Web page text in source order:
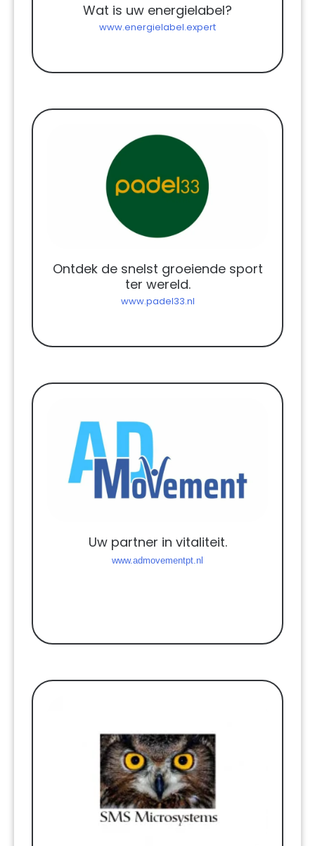
Wat is uw energielabel?
www.energielabel.expert
Ontdek de snelst groeiende sport
ter wereld.
www.padel33.nl
Uw partner in vitaliteit.
www.admovementpt.nl